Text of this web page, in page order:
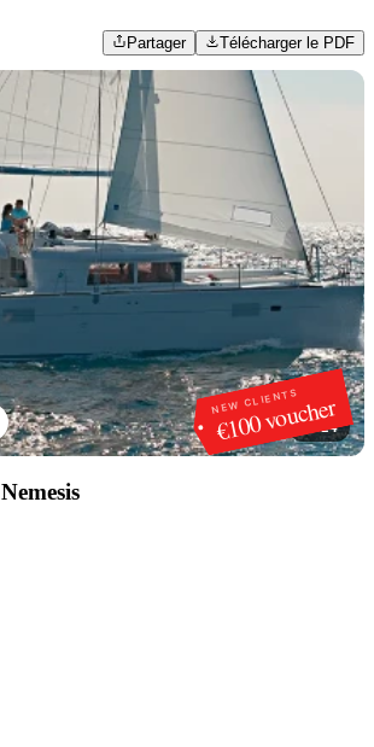
Partager Télécharger le PDF
NEW CLIENTS
€100 voucher
1/24
Nemesis